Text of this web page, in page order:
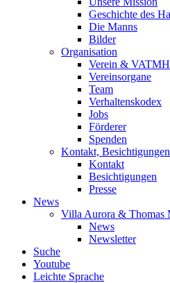
Geschichte des
Die Manns
Bilder
Organisation
Verein &
Vereinsorgane
Team
Verhaltenskodex
Jobs
Förderer
Spenden
Kontakt,
Kontakt
Besichtigungen
Presse
News
Villa Aurora & Thomas
News
Newsletter
Suche
Youtube
Leichte Sprache